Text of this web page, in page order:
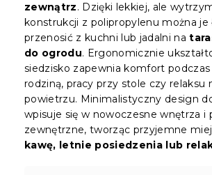
zewnątrz. Dzięki lekkiej, ale
konstrukcji z polipropylenu można je
przenosić z kuchni lub jadalni na
do ogrodu. Ergonomicznie
siedzisko zapewnia komfort
rodziną, pracy przy stole czy relaksu
powietrzu. Minimalistyczny design
wpisuje się w nowoczesne wnętrza i
zewnętrzne, tworząc przyjemne
kawę, letnie posiedzenia lub